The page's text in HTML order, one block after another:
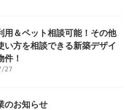
用＆ペット相談可能！その他
い方を相談できる新築デザイ
！
27
のお知らせ